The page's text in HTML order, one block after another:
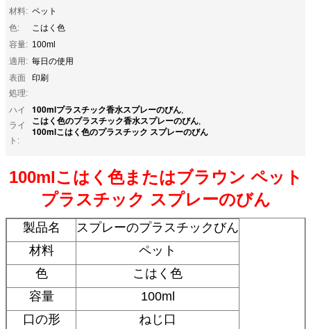
材料: ペット
色:
こはく色
容量: 100ml
適用: 毎日の使用
表面
処理:
印刷
ハイ
ライ
ト:
100mlプラスチック香水スプレーのびん,
こはく色のプラスチック香水スプレーのびん,
100mlこはく色のプラスチック スプレーのびん
100mlこはく色またはブラウン ペット
プラスチック スプレーのびん
製品名
スプレーのプラスチックびん
材料
ペット
色
こはく色
容量
100ml
口の形
ねじ口